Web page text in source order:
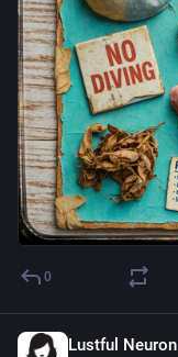
0
Lustful Neuron